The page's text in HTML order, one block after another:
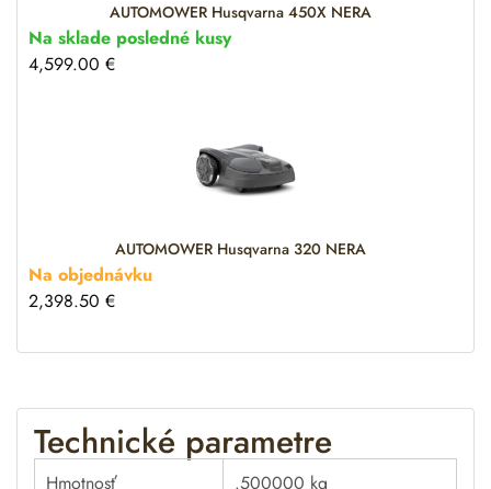
AUTOMOWER Husqvarna 450X NERA
Na sklade posledné kusy
4,599.00 €
AUTOMOWER Husqvarna 320 NERA
Na objednávku
2,398.50 €
Technické parametre
Hmotnosť .500000 kg